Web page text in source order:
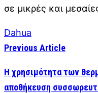
σε μικρές και
Dahua
Previous Article
Η χρησιμότητα των
αποθήκευση